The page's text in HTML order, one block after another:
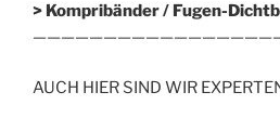
> Kompribänder / Fugen-
AUCH HIER SIND WIR